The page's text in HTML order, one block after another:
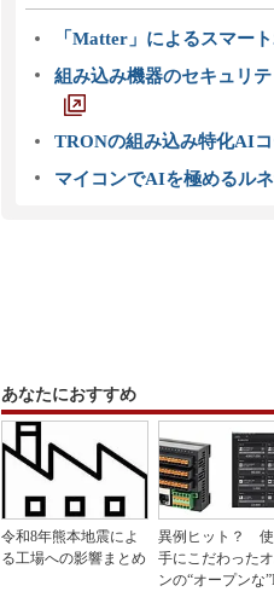
「Matter」によるスマー
組み込み機器のセキュリ
TRONの組み込み特化AI
マイコンでAIを極めるル
あなたにおすすめ
令和8年熊本地震によ
る工場への影響まとめ
異例ヒット？ 使
手にこだわった
ンの“オープンな